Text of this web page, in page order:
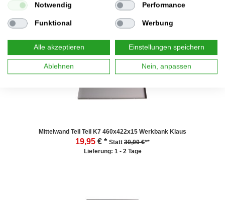
Mittelwand Teil Teil K7 460x422x15 Werkbank Klaus
19,95 € * Statt 30,00 €**
Lieferung: 1 - 2 Tage
Notwendig Performance
Funktional Werbung
Alle akzeptieren Einstellungen speichern
Ablehnen Nein, anpassen